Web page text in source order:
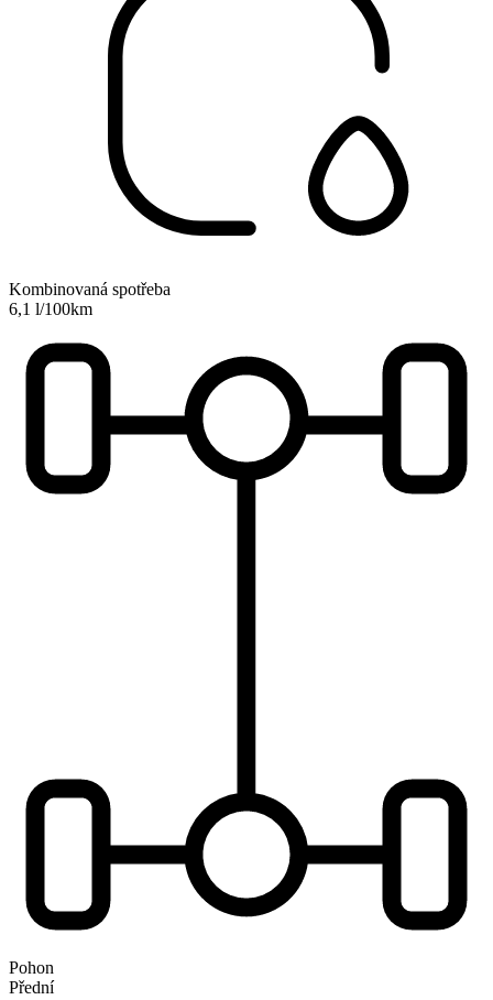
Kombinovaná spotřeba
6,1 l/100km
Pohon
Přední